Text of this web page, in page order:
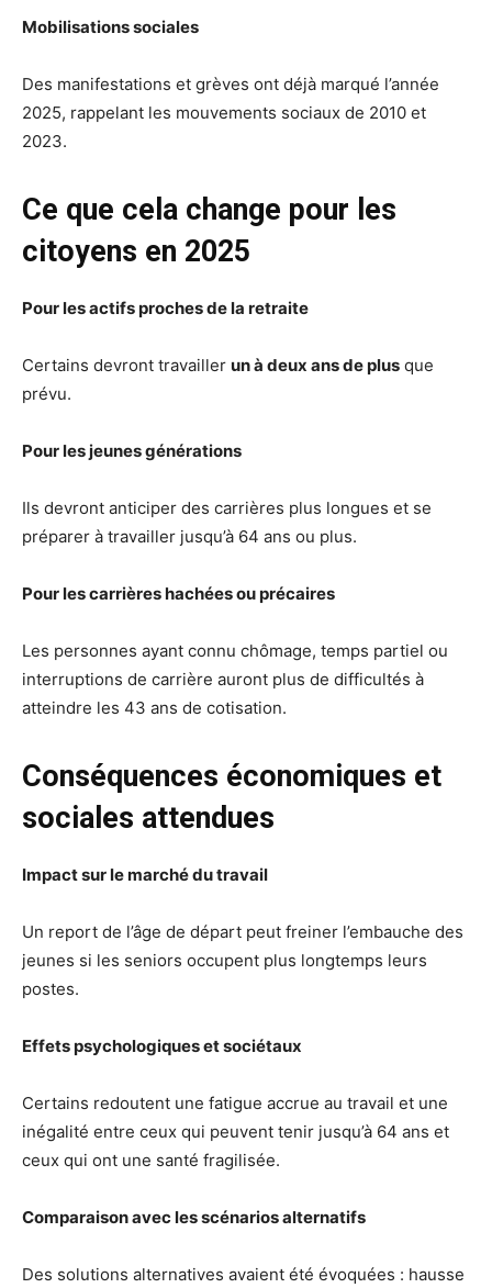
Mobilisations sociales
Des manifestations et grèves ont déjà marqué l’année
2025, rappelant les mouvements sociaux de 2010 et
2023.
Ce que cela change pour les
citoyens en 2025
Pour les actifs proches de la retraite
Certains devront travailler un à deux ans de plus que
prévu.
Pour les jeunes générations
Ils devront anticiper des carrières plus longues et se
préparer à travailler jusqu’à 64 ans ou plus.
Pour les carrières hachées ou précaires
Les personnes ayant connu chômage, temps partiel ou
interruptions de carrière auront plus de difficultés à
atteindre les 43 ans de cotisation.
Conséquences économiques et
sociales attendues
Impact sur le marché du travail
Un report de l’âge de départ peut freiner l’embauche des
jeunes si les seniors occupent plus longtemps leurs
postes.
Effets psychologiques et sociétaux
Certains redoutent une fatigue accrue au travail et une
inégalité entre ceux qui peuvent tenir jusqu’à 64 ans et
ceux qui ont une santé fragilisée.
Comparaison avec les scénarios alternatifs
Des solutions alternatives avaient été évoquées : hausse